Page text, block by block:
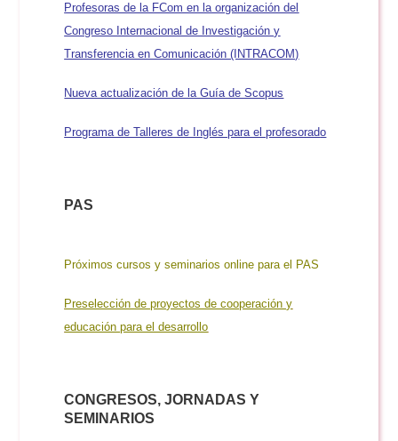
Profesoras de la FCom en la organización del
Congreso Internacional de Investigación y
Transferencia en Comunicación (INTRACOM)
Nueva actualización de la Guía de Scopus
Programa de Talleres de Inglés para el profesorado
PAS
Próximos cursos y seminarios online para el PAS
Preselección de proyectos de cooperación y
educación para el desarrollo
CONGRESOS, JORNADAS Y
SEMINARIOS